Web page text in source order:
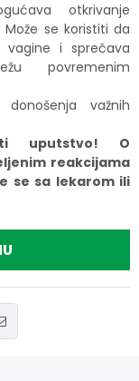
otkrivanje
se koristiti da
vagine i sprečava
povremenim
važnih
uputstvo! O
reakcijama
se sa lekarom ili